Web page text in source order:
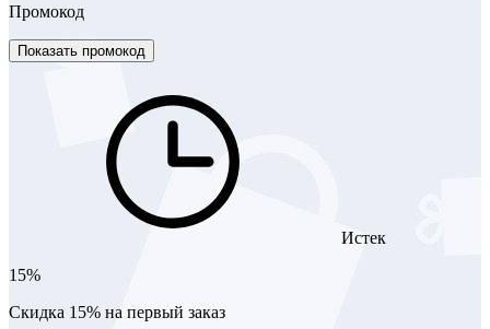
Промокод
Показать промокод
Истек
15%
Скидка 15% на первый заказ